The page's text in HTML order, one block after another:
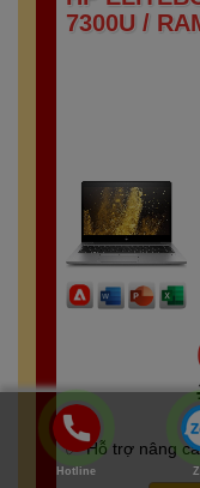
7300U /
FHD IPS 14
Hỗ trợ nâng
- Gaming
Hotline